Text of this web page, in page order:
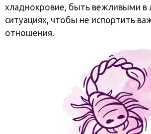
хладнокровие, быть вежливыми
ситуациях, чтобы не испортить
отношения.